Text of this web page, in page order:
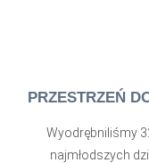
PRZESTRZEŃ
Wyodrębniliśmy
najmłodszych